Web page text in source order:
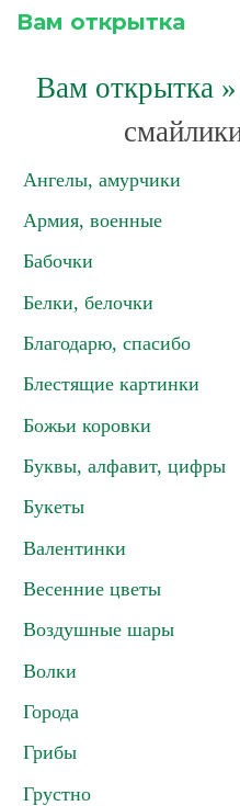
Вам открытка
Вам открытка »
Ангелы, амурчики
Армия, военные
Бабочки
Белки, белочки
Благодарю, спасибо
Блестящие картинки
Божьи коровки
Буквы, алфавит, цифры
Букеты
Валентинки
Весенние цветы
Воздушные шары
Волки
Города
Грибы
Грустно